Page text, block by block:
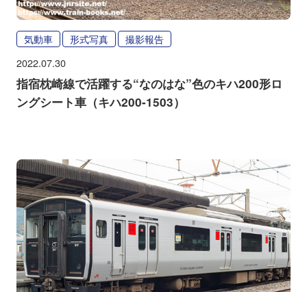
気動車 形式写真 撮影報告
2022.07.30
指宿枕崎線で活躍する“なのはな”色のキハ200形ロ
ングシート車（キハ200-1503）